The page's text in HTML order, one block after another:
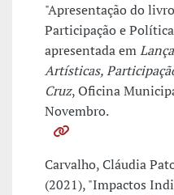
"Apresentação do
Participação e
apresentada em
Artísticas,
Cruz, Oficina
Novembro.
Carvalho, Cláudia
(2021), "Impactos